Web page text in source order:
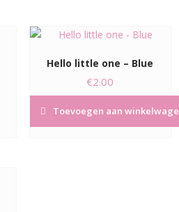
Hello little one – Blue
€2.00
Toevoegen aan